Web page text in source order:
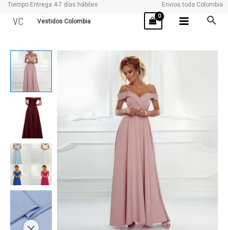
Tiempo Entrega 4-7 días hábiles Envios toda Colombia
VC Vestidos Colombia
KLAI
cantidad